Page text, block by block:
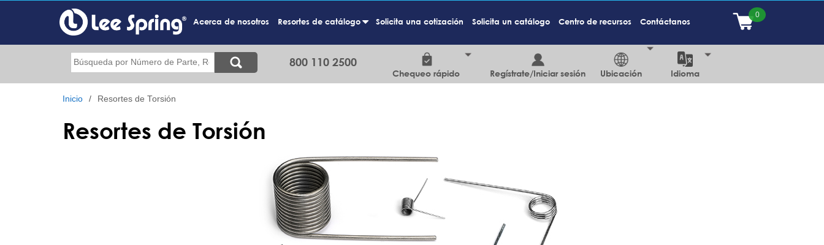
principal
Acerca de nosotros Resortes de catálogo Solicita una cotización Solicita un catálogo Centro de recursos Contáctanos
Buscar 800 110 2500
Chequeo rápido Regístrate/Iniciar sesión Ubicación Idioma
Inicio Resortes de Torsión
Resortes de Torsión